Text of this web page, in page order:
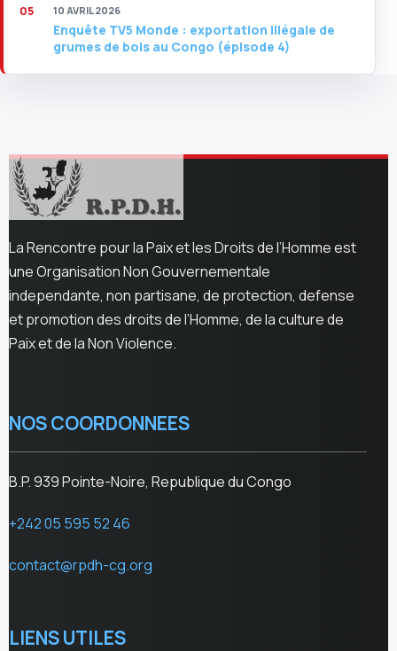
10 AVRIL 2026
Enquête TV5 Monde : exportation illégale de
grumes de bois au Congo (épisode 4)
La Rencontre pour la Paix et les Droits de l’Homme est
une Organisation Non Gouvernementale
independante, non partisane, de protection, defense
et promotion des droits de l’Homme, de la culture de
Paix et de la Non Violence.
NOS COORDONNEES
B.P. 939 Pointe-Noire, Republique du Congo
+242 05 595 52 46
contact@rpdh-cg.org
LIENS UTILES